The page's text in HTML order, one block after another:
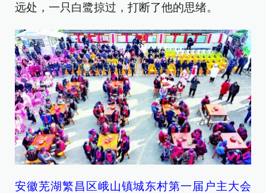
远处，一只白鹭掠过，打断了他的思绪。
安徽芜湖繁昌区峨山镇城东村第一届户主大会